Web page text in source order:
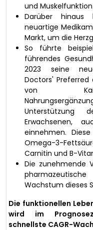
und
Darüber hinaus
neuartige
Markt, um die
So führte
führendes
2023 seine
Doctors' Preferred
von
Unterstützung
Erwachsenen,
einnehmen.
Omega-3-
Carnitin und B-
Die zunehmende
Wachstum dieses
Die funktionellen
wird im
schnellste CAGR-